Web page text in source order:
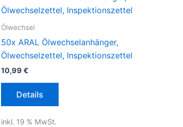
Ölwechsel
50x ARAL Ölwechselanhänger,
Ölwechselzettel, Inspektionszettel
10,99 €
Details
inkl. 19 % MwSt.